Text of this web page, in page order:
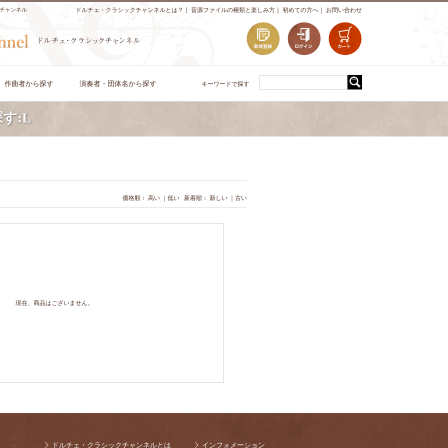
ャンネル お問い合わせ
初めての方へ
音源ファイルの種類と楽しみ方
ドルチェ・クラシックチャンネルとは？
作曲者から探す 演奏者・団体名から探す キーワードで探す
す:L
価格順： 高い 低い 新着順： 新しい 古い
現在、商品はございません。
ドルチェ・クラシックチャンネルとは インフォメーション